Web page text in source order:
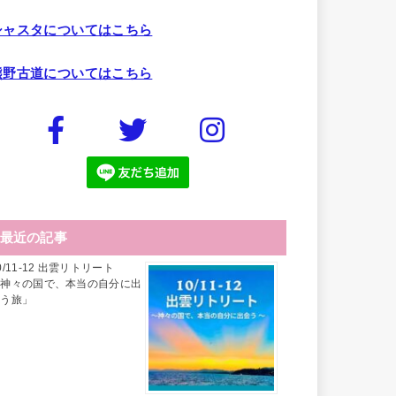
ャスタについてはこちら
野古道についてはこちら
最近の記事
11-12 出雲リトリート
々の国で、本当の自分に出
旅」